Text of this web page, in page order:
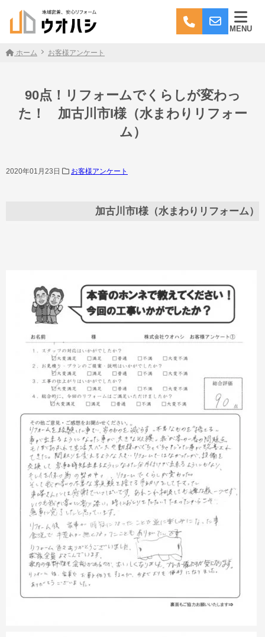
MENU
ホーム お客様アンケート
90点！リフォームでくらしが変わっ
た！ 加古川市I様（水まわりリフォー
ム）
2020年01月23日 お客様アンケート
加古川市I様（水まわりリフォーム）